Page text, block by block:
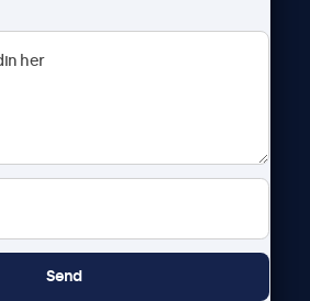
Jobb med oss
Betingelser og vilkår
Send